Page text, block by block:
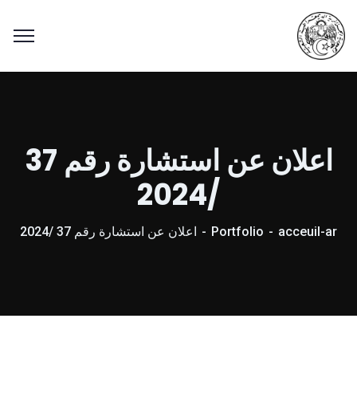
اعلان عن استشارة رقم 37
/2024
acceuil-ar
Portfolio اعلان عن استشارة رقم 37 /2024